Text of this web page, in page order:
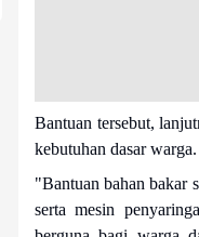
Bantuan tersebut,
kebutuhan dasar
"Bantuan bahan bakar
serta mesin